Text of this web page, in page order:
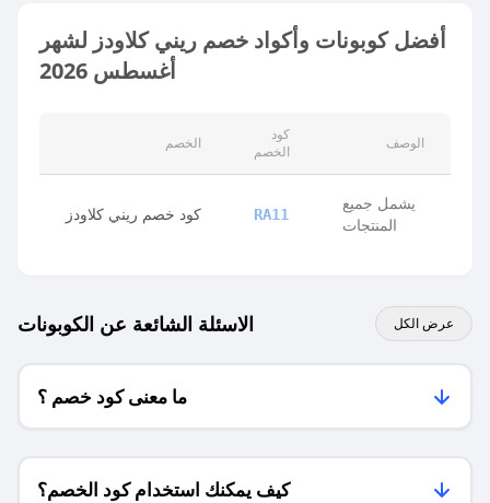
أفضل كوبونات وأكواد خصم ريني كلاودز لشهر
أغسطس 2026
الخصم
كود
الخصم
الوصف
كود خصم ريني كلاودز RA11
يشمل جميع
المنتجات
الاسئلة الشائعة عن الكوبونات عرض الكل
ما معنى كود خصم ؟
كيف يمكنك استخدام كود الخصم؟